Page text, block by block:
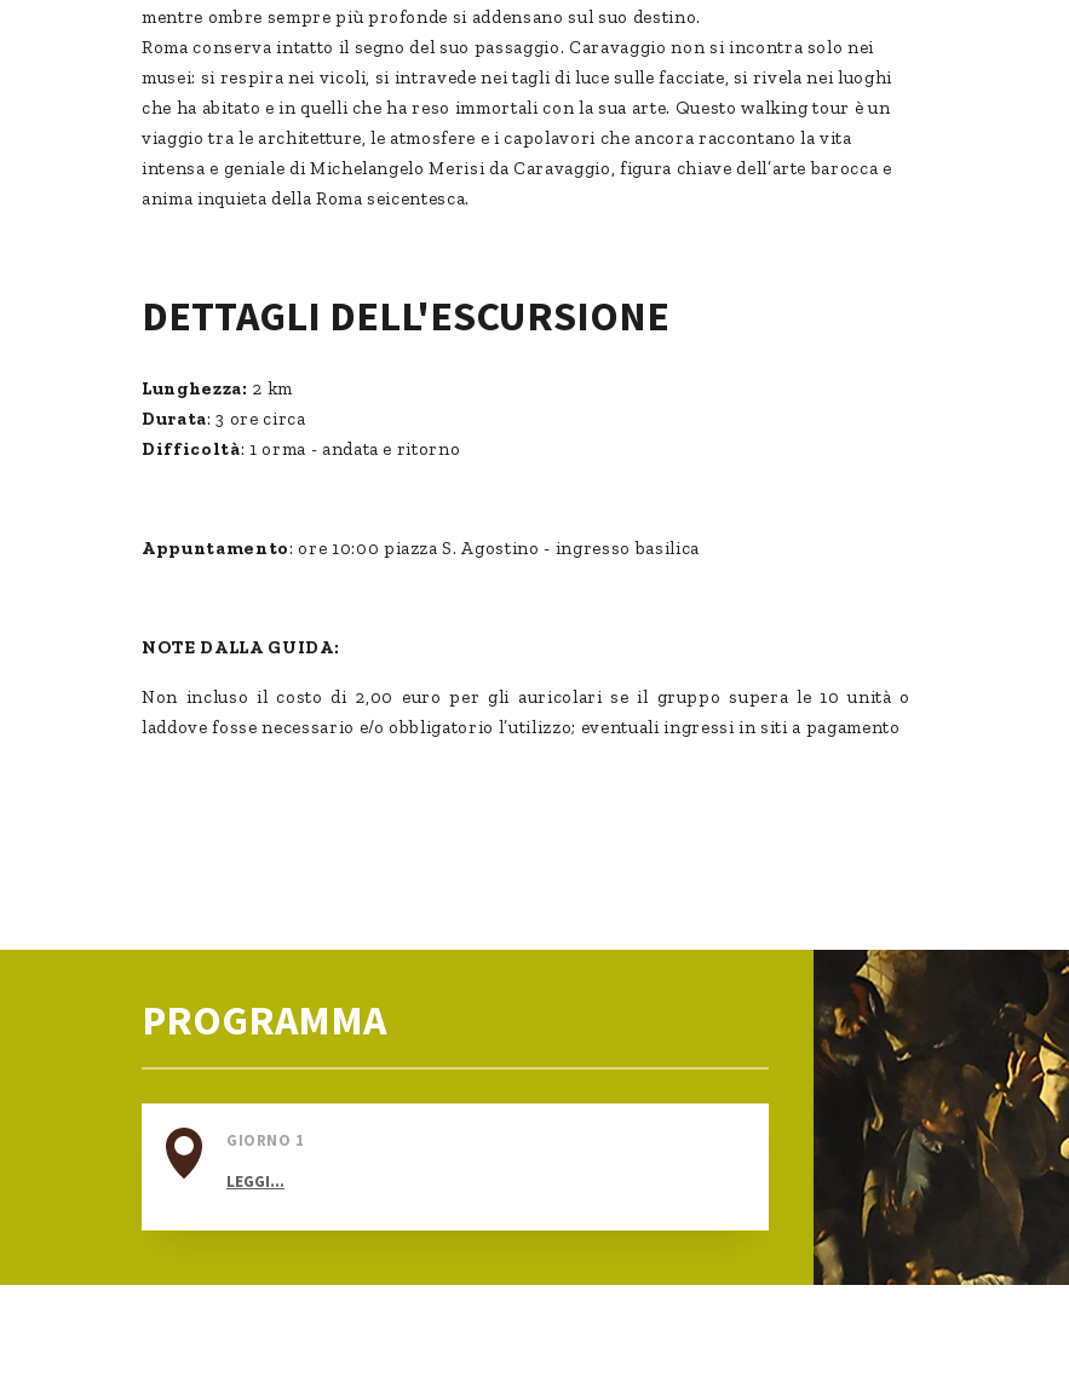
mentre ombre sempre più profonde si addensano sul suo destino.
Roma conserva intatto il segno del suo passaggio. Caravaggio non si incontra solo nei
musei: si respira nei vicoli, si intravede nei tagli di luce sulle facciate, si rivela nei luoghi
che ha abitato e in quelli che ha reso immortali con la sua arte. Questo walking tour è un
viaggio tra le architetture, le atmosfere e i capolavori che ancora raccontano la vita
intensa e geniale di Michelangelo Merisi da Caravaggio, figura chiave dell’arte barocca e
anima inquieta della Roma seicentesca.
DETTAGLI DELL'ESCURSIONE
Lunghezza: 2 km
Durata: 3 ore circa
Difficoltà: 1 orma - andata e ritorno
Appuntamento: ore 10:00 piazza S. Agostino - ingresso basilica
NOTE DALLA GUIDA:
Non incluso il costo di 2,00 euro per gli auricolari se il gruppo supera le 10 unità o
laddove fosse necessario e/o obbligatorio l’utilizzo; eventuali ingressi in siti a pagamento
PROGRAMMA
GIORNO 1
LEGGI...